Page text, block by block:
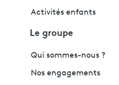
Activités enfants
Le groupe
Qui sommes-nous ?
Nos engagements